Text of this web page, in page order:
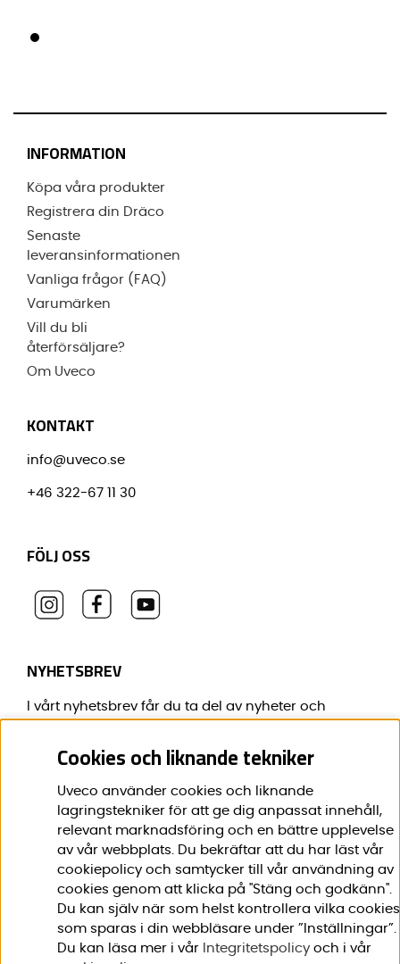
INFORMATION
Köpa våra produkter
Registrera din Dräco
Senaste
leveransinformationen
Vanliga frågor (FAQ)
Varumärken
Vill du bli
återförsäljare?
Om Uveco
KONTAKT
info@uveco.se
+46 322-67 11 30
FÖLJ OSS
NYHETSBREV
I vårt nyhetsbrev får du ta del av nyheter och
Förnamn:*
Cookies och liknande tekniker
Uveco använder cookies och liknande
lagringstekniker för att ge dig anpassat innehåll,
relevant marknadsföring och en bättre upplevelse
av vår webbplats. Du bekräftar att du har läst vår
cookiepolicy och samtycker till vår användning av
cookies genom att klicka på "Stäng och godkänn".
Du kan själv när som helst kontrollera vilka cookies
som sparas i din webbläsare under ”Inställningar”.
Du kan läsa mer i vår Integritetspolicy och i vår